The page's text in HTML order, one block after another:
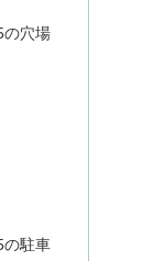
の穴場
の駐車